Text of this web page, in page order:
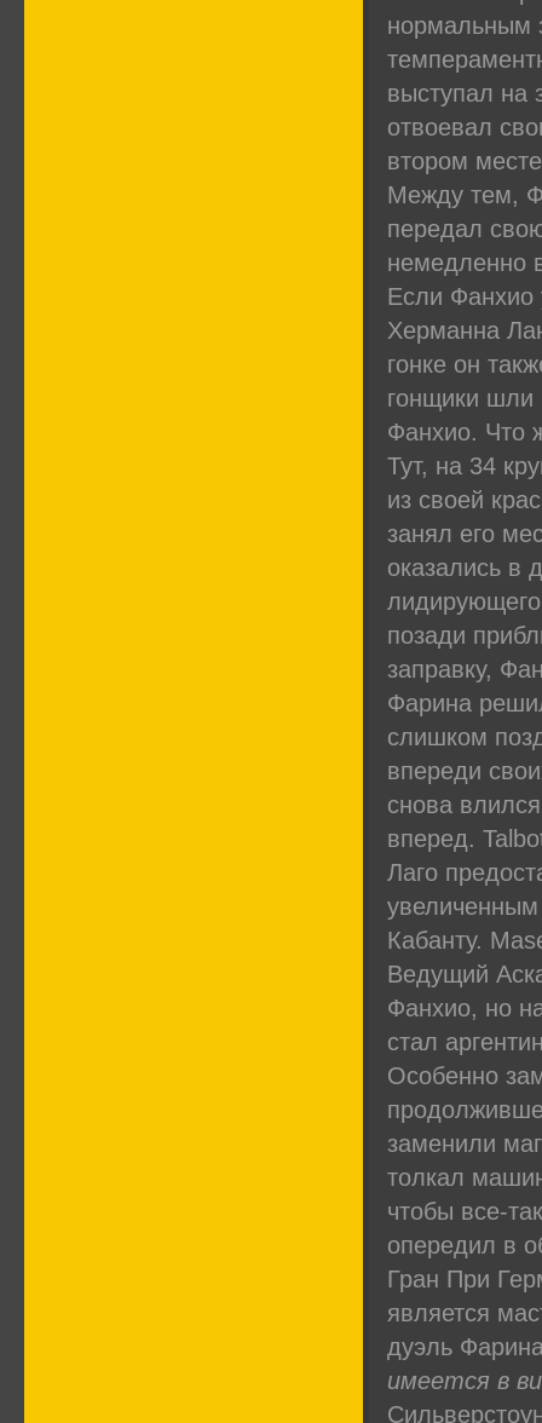
нормальным
выступал на
отвоевал
втором
Между тем,
передал
немедленно
Если Фанхио
Херманна
гонке он
гонщики шли
Фанхио. Что
Тут, на 34
из своей
занял его
оказались в
позади
заправку,
Фарина
слишком
впереди
снова
вперед.
Лаго
Кабанту.
Ведущий
Фанхио, но
стал
Особенно
заменили
толкал
чтобы все-
опередил в
Гран При
является
дуэль
имеется в